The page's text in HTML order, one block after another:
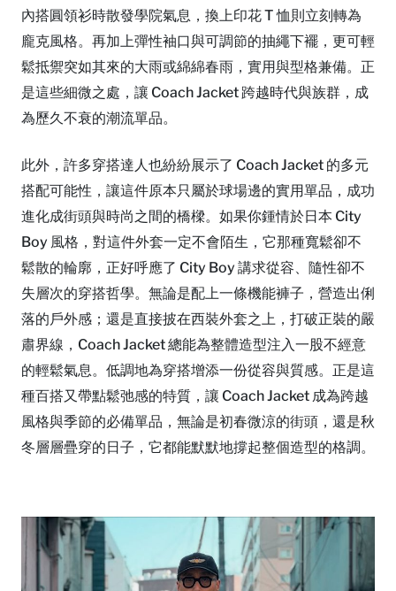
內搭圓領衫時散發學院氣息，換上印花 T 恤則立刻轉為
龐克風格。再加上彈性袖口與可調節的抽繩下襬，更可輕
鬆抵禦突如其來的大雨或綿綿春雨，實用與型格兼備。正
是這些細微之處，讓 Coach Jacket 跨越時代與族群，成
為歷久不衰的潮流單品。
此外，許多穿搭達人也紛紛展示了 Coach Jacket 的多元
搭配可能性，讓這件原本只屬於球場邊的實用單品，成功
進化成街頭與時尚之間的橋樑。如果你鍾情於日本 City
Boy 風格，對這件外套一定不會陌生，它那種寬鬆卻不
鬆散的輪廓，正好呼應了 City Boy 講求從容、隨性卻不
失層次的穿搭哲學。無論是配上一條機能褲子，營造出俐
落的戶外感；還是直接披在西裝外套之上，打破正裝的嚴
肅界線，Coach Jacket 總能為整體造型注入一股不經意
的輕鬆氣息。低調地為穿搭增添一份從容與質感。正是這
種百搭又帶點鬆弛感的特質，讓 Coach Jacket 成為跨越
風格與季節的必備單品，無論是初春微涼的街頭，還是秋
冬層層疊穿的日子，它都能默默地撐起整個造型的格調。